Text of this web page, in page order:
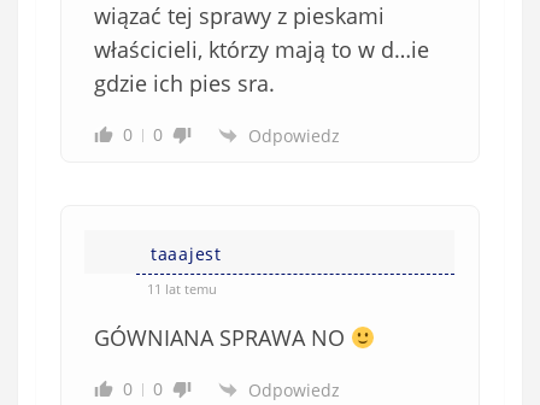
wiązać tej sprawy z pieskami
właścicieli, którzy mają to w d…ie
gdzie ich pies sra.
0 0 Odpowiedz
taaajest
11 lat temu
GÓWNIANA SPRAWA NO
0 0 Odpowiedz